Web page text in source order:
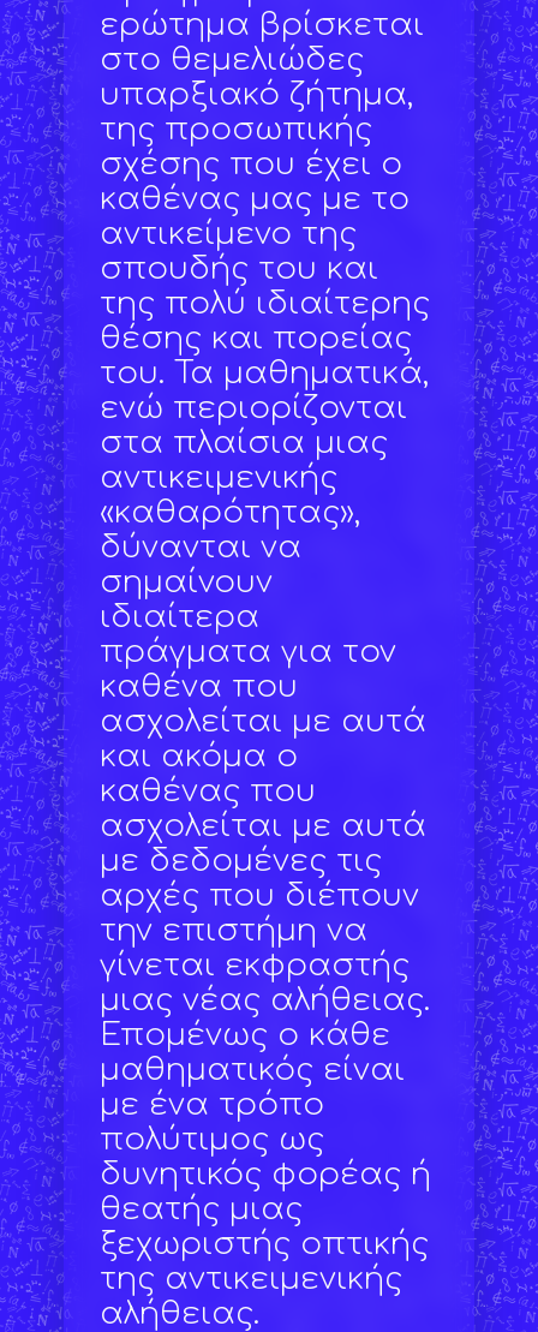
ερώτημα βρίσκεται
στο θεμελιώδες
υπαρξιακό ζήτημα,
της προσωπικής
σχέσης που έχει ο
καθένας μας με το
αντικείμενο της
σπουδής του και
της πολύ ιδιαίτερης
θέσης και πορείας
του. Τα μαθηματικά,
ενώ περιορίζονται
στα πλαίσια μιας
αντικειμενικής
«καθαρότητας»,
δύνανται να
σημαίνουν
ιδιαίτερα
πράγματα για τον
καθένα που
ασχολείται με αυτά
και ακόμα ο
καθένας που
ασχολείται με αυτά
με δεδομένες τις
αρχές που διέπουν
την επιστήμη να
γίνεται εκφραστής
μιας νέας αλήθειας.
Επομένως ο κάθε
μαθηματικός είναι
με ένα τρόπο
πολύτιμος ως
δυνητικός φορέας ή
θεατής μιας
ξεχωριστής οπτικής
της αντικειμενικής
αλήθειας.